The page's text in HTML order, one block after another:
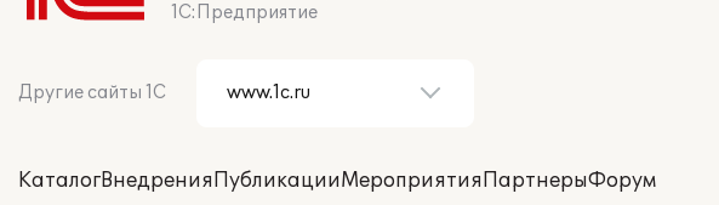
1С:Предприятие
Другие сайты 1С
КаталогВнедренияПубликацииМероприятияПартнерыФорум